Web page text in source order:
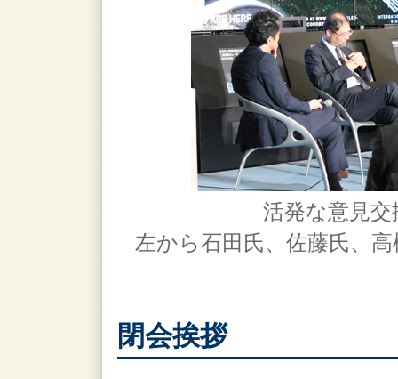
活発な意見
左から石田氏、佐藤氏、
閉会挨拶